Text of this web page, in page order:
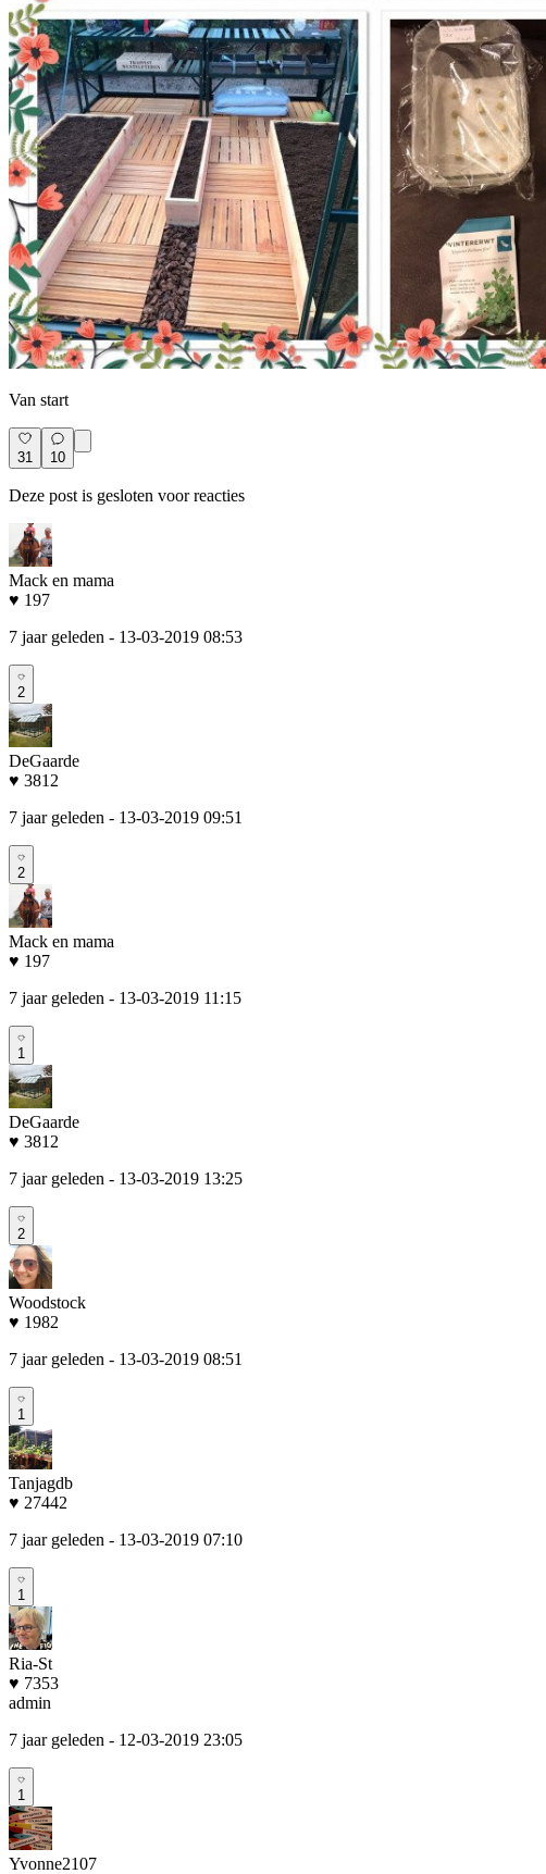
Van start
31 10
Deze post is gesloten voor reacties
Mack en mama
♥ 197
7 jaar geleden - 13-03-2019 08:53
2
DeGaarde
♥ 3812
7 jaar geleden - 13-03-2019 09:51
2
Mack en mama
♥ 197
7 jaar geleden - 13-03-2019 11:15
1
DeGaarde
♥ 3812
7 jaar geleden - 13-03-2019 13:25
2
Woodstock
♥ 1982
7 jaar geleden - 13-03-2019 08:51
1
Tanjagdb
♥ 27442
7 jaar geleden - 13-03-2019 07:10
1
Ria-St
♥ 7353
admin
7 jaar geleden - 12-03-2019 23:05
1
Yvonne2107